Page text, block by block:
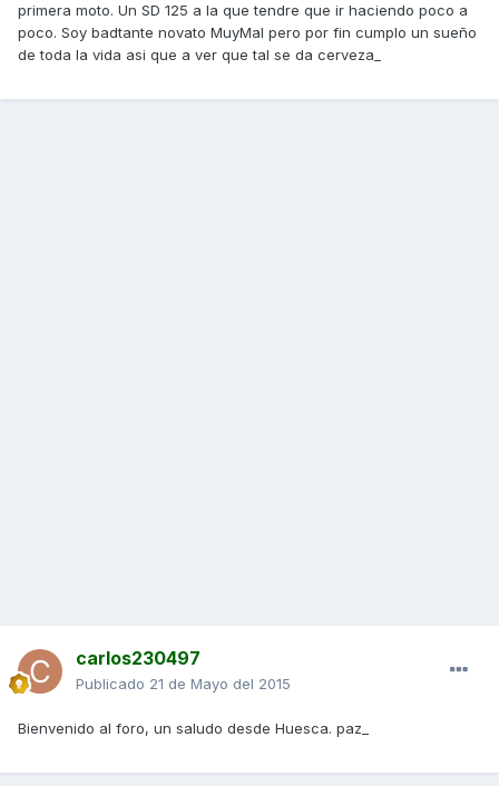
primera moto. Un SD 125 a la que tendre que ir haciendo poco a
poco. Soy badtante novato MuyMal pero por fin cumplo un sueño
de toda la vida asi que a ver que tal se da cerveza_
carlos230497
Publicado 21 de Mayo del 2015
Bienvenido al foro, un saludo desde Huesca. paz_